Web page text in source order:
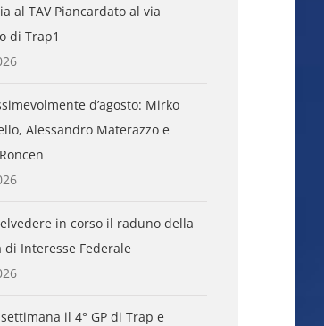
al TAV Piancardato al via
di Trap1
d’agosto: Mirko
Alessandro Materazzo e
in corso il raduno della
di Interesse Federale
il 4° GP di Trap e